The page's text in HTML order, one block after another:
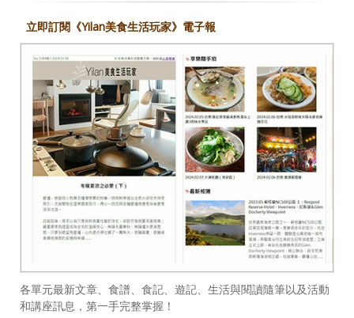
立即訂閱《Yilan美食生活玩家》電子報
各單元最新文章、食譜、食記、遊記、生活與閱讀隨筆以及活動
和講座訊息，第一手完整掌握！